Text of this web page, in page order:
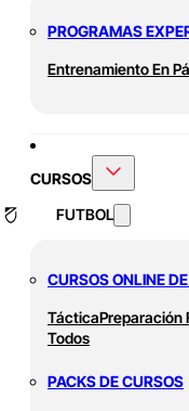
PROGRAMAS
Entrenamiento En
CURSOS
FUTBOL
CURSOS ONLINE
TácticaPreparación
Todos
PACKS DE CURSOS